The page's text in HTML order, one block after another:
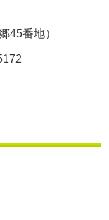
45番地）